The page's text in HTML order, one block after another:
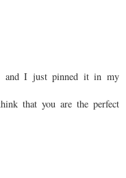
and I just pinned it in my
that you are the perfect